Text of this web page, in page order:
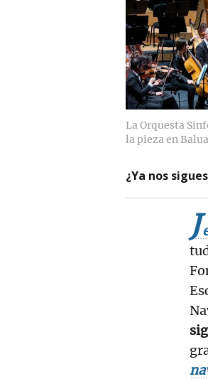
La Orquesta
la pieza en
¿Ya nos
J